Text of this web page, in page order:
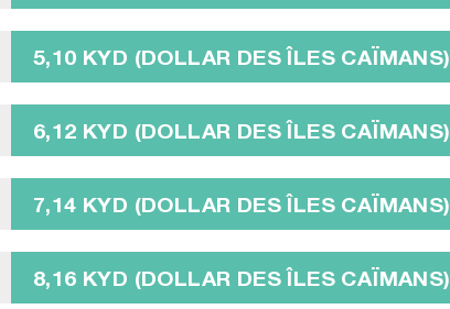
5,10 KYD (DOLLAR DES ÎLES CAÏMANS)
6,12 KYD (DOLLAR DES ÎLES CAÏMANS)
7,14 KYD (DOLLAR DES ÎLES CAÏMANS)
8,16 KYD (DOLLAR DES ÎLES CAÏMANS)